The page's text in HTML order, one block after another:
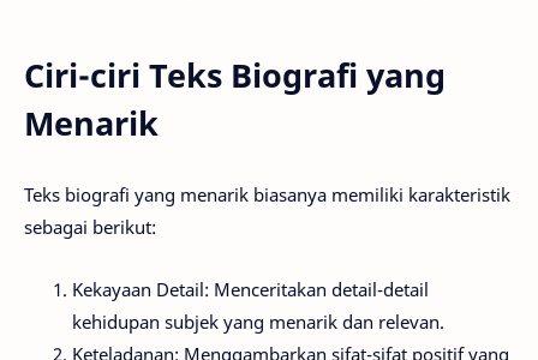
Ciri-ciri Teks Biografi yang
Menarik
Teks biografi yang menarik biasanya memiliki karakteristik
sebagai berikut:
Kekayaan Detail: Menceritakan detail-detail
kehidupan subjek yang menarik dan relevan.
Keteladanan: Menggambarkan sifat-sifat positif yang